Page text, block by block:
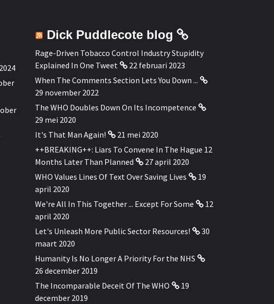
Dick Puddlecote blog
Rage-Driven Tobacco Control Industry Stupidity
Explained In One Tweet
22 februari 2023
When The Comments Section Lets You Down ...
29 november 2022
The WHO Doubles Down On Its Incompetence
29 mei 2020
It's That Man Again!
21 mei 2020
++BREAKING++: Liars To Convene In The Hague 12
Months Later Than Planned
27 april 2020
WHO Values Lines Of Text Over Saving Lives
19
april 2020
We're All In This Together ... Except For Some
12
april 2020
Let's Unleash More Public Sector Resources!
30
maart 2020
Humanity Is No Longer A Priority For the NHS
26 december 2019
The Incomparable Deceit Of The WHO
19
december 2019